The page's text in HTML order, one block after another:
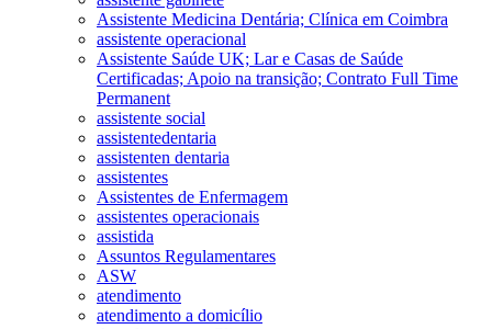
Assistente Medicina Dentária; Clínica em Coimbra
assistente operacional
Assistente Saúde UK; Lar e Casas de Saúde
Certificadas; Apoio na transição; Contrato Full Time
Permanent
assistente social
assistentedentaria
assistenten dentaria
assistentes
Assistentes de Enfermagem
assistentes operacionais
assistida
Assuntos Regulamentares
ASW
atendimento
atendimento a domicílio